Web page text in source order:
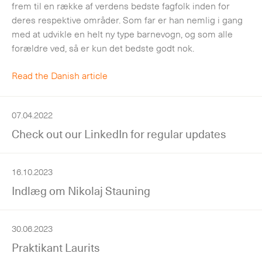
frem til en række af verdens bedste fagfolk inden for
deres respektive områder. Som far er han nemlig i gang
med at udvikle en helt ny type barnevogn, og som alle
forældre ved, så er kun det bedste godt nok.
Read the Danish article
07.04.2022
Check out our LinkedIn for regular updates
16.10.2023
Indlæg om Nikolaj Stauning
30.06.2023
Praktikant Laurits